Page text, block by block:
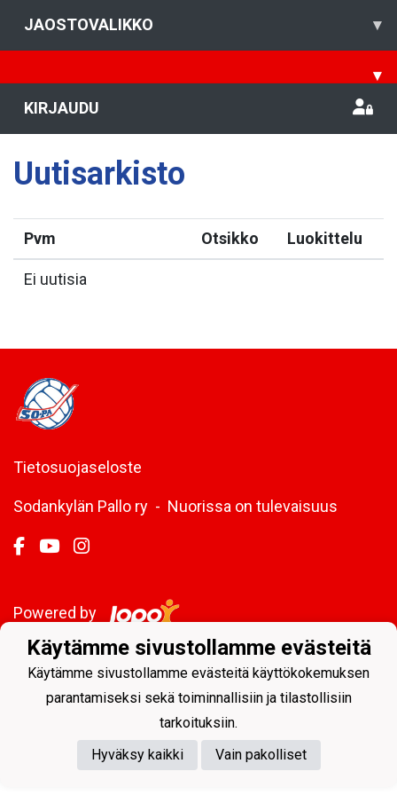
JAOSTOVALIKKO ▾
▾
KIRJAUDU
Uutisarkisto
Pvm Otsikko Luokittelu
Ei uutisia
Tietosuojaseloste
Sodankylän Pallo ry - Nuorissa on tulevaisuus
Powered by
Käytämme sivustollamme evästeitä
Käytämme sivustollamme evästeitä käyttökokemuksen
parantamiseksi sekä toiminnallisiin ja tilastollisiin
tarkoituksiin.
Hyväksy kaikki
Vain pakolliset